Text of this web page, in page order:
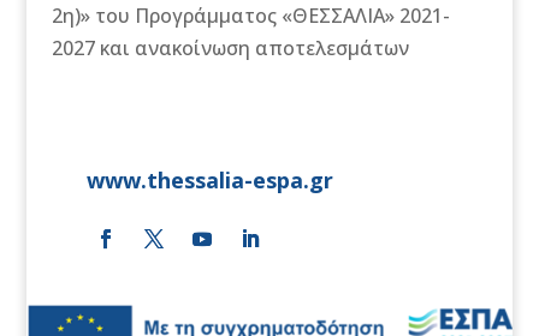
2η)» του Προγράμματος «ΘΕΣΣΑΛΙΑ» 2021-
2027 και ανακοίνωση αποτελεσμάτων
www.thessalia-espa.gr